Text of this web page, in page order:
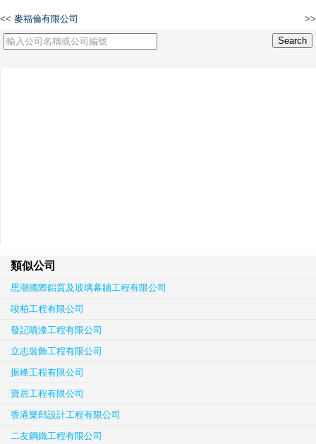
<< 麥福倫有限公司 >>
類似公司
思潮國際鋁質及玻璃幕牆工程有限公司
竣柏工程有限公司
發記噴漆工程有限公司
立志裝飾工程有限公司
振峰工程有限公司
寶居工程有限公司
香港樂郎設計工程有限公司
二友鋼鐵工程有限公司